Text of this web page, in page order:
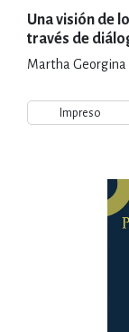
Una visión de
través de
Martha Georgina
Impreso